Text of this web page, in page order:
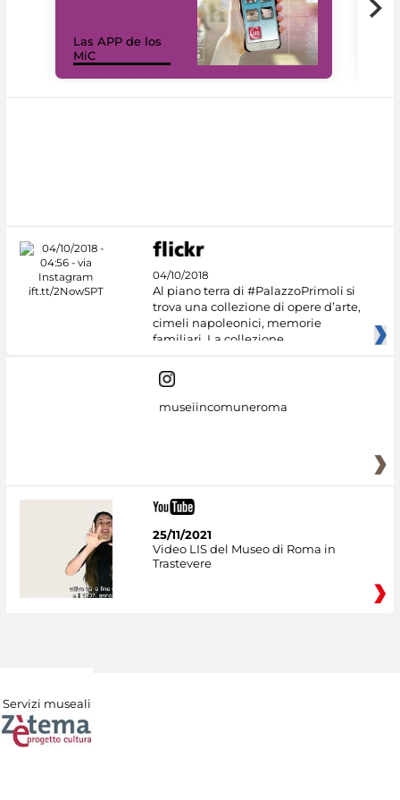
Las APP de los
MiC
04/10/2018
Al piano terra di #PalazzoPrimoli si
trova una collezione di opere d’arte,
cimeli napoleonici, memorie
familiari. La collezione
museiincomuneroma
25/11/2021
Video LIS del Museo di Roma in
Trastevere
Servizi museali